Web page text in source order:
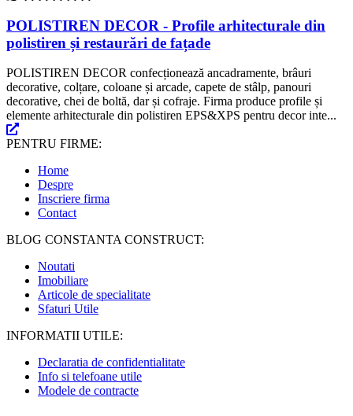
POLISTIREN DECOR - Profile arhitecturale din
polistiren și restaurări de fațade
POLISTIREN DECOR confecționează ancadramente, brâuri
decorative, colțare, coloane și arcade, capete de stâlp, panouri
decorative, chei de boltă, dar și cofraje. Firma produce profile și
elemente arhitecturale din polistiren EPS&XPS pentru decor inte...
PENTRU FIRME:
Home
Despre
Inscriere firma
Contact
BLOG CONSTANTA CONSTRUCT:
Noutati
Imobiliare
Articole de specialitate
Sfaturi Utile
INFORMATII UTILE:
Declaratia de confidentialitate
Info si telefoane utile
Modele de contracte